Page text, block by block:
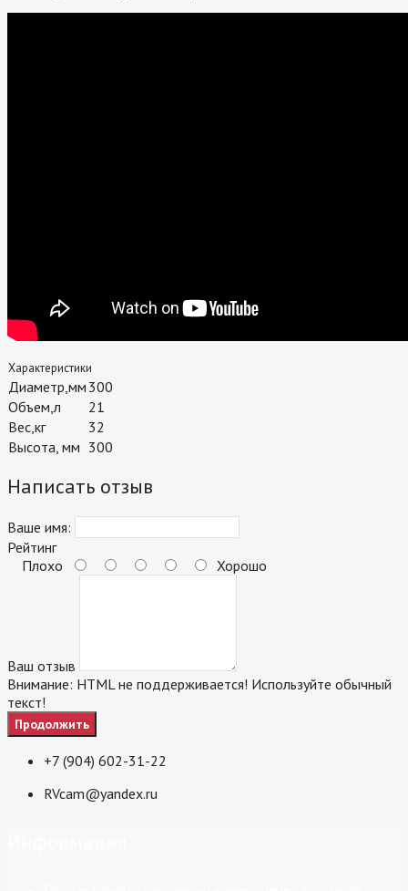
Характеристики
Диаметр,мм 300
Объем,л
21
Вес,кг
32
Высота, мм 300
Написать отзыв
Ваше имя:
Рейтинг
Плохо
Хорошо
Ваш отзыв
Внимание: HTML не поддерживается! Используйте обычный
текст!
Продолжить
+7 (904) 602-31-22
RVcam@yandex.ru